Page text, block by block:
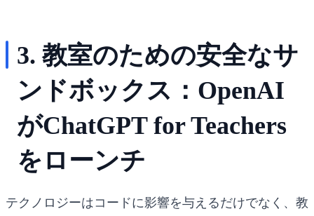
3. 教室のための安全なサ
ンドボックス：OpenAI
がChatGPT for Teachers
をローンチ
テクノロジーはコードに影響を与えるだけでなく、教